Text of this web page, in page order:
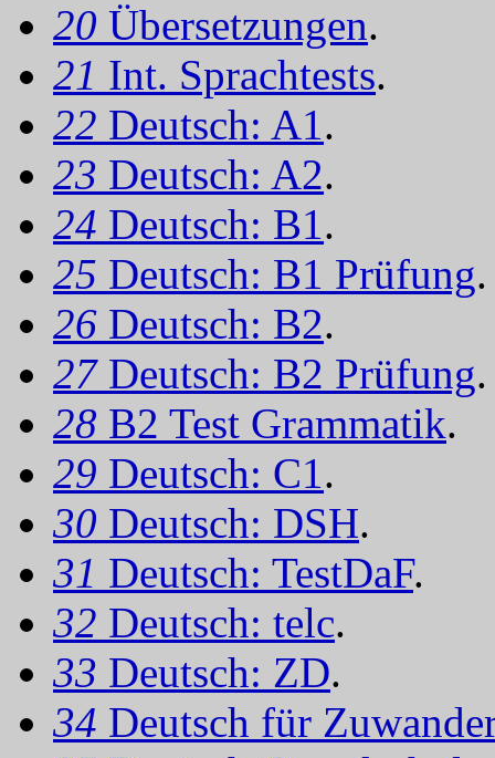
20 Übersetzungen.
21 Int. Sprachtests.
22 Deutsch: A1.
23 Deutsch: A2.
24 Deutsch: B1.
25 Deutsch: B1 Prüfung.
26 Deutsch: B2.
27 Deutsch: B2 Prüfung.
28 B2 Test Grammatik.
29 Deutsch: C1.
30 Deutsch: DSH.
31 Deutsch: TestDaF.
32 Deutsch: telc.
33 Deutsch: ZD.
34 Deutsch für